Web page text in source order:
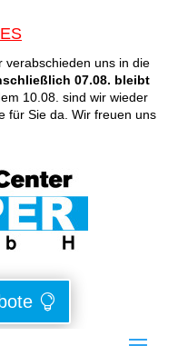
verabschieden uns in die
07.08. bleibt
10.08. sind wir wieder
für Sie da. Wir freuen uns